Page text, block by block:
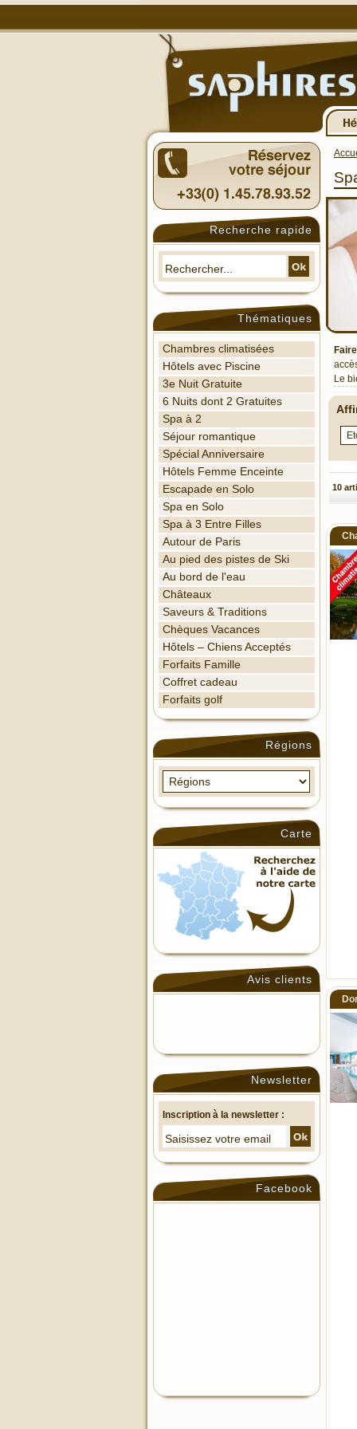
Le
10
Recherche rapide
Thématiques
Chambres climatisées
Hôtels avec Piscine
3e Nuit Gratuite
6 Nuits dont 2 Gratuites
Spa à 2
Séjour romantique
Spécial Anniversaire
Hôtels Femme Enceinte
Escapade en Solo
Spa en Solo
Spa à 3 Entre Filles
Autour de Paris
Au pied des pistes de Ski
Au bord de l'eau
Châteaux
Saveurs & Traditions
Chèques Vacances
Hôtels – Chiens Acceptés
Forfaits Famille
Coffret cadeau
Forfaits golf
Régions
Carte
Avis clients
Newsletter
Inscription à la newsletter :
Facebook